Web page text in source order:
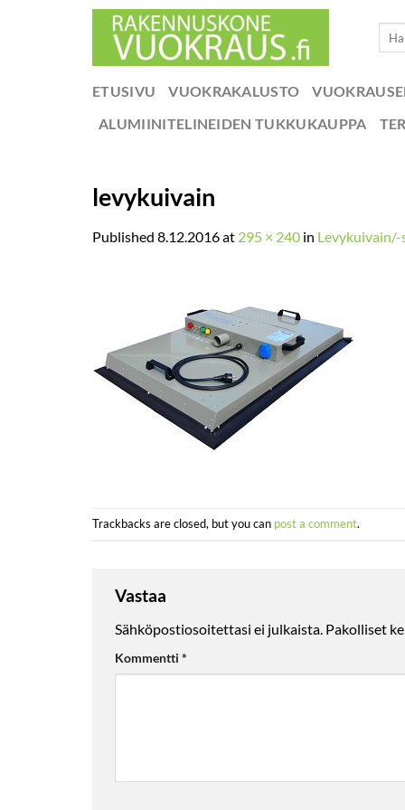
ETUSIVU VUOKRAKALUSTO
ALUMIINITELINEIDEN TUKKUKAUPPA
levykuivain
Published 8.12.2016at 295 × 240 in Levykuivain/-
Trackbacks are closed, but you can post a comment.
Vastaa
Sähköpostiosoitettasi ei julkaista. Pakolliset
Kommentti *